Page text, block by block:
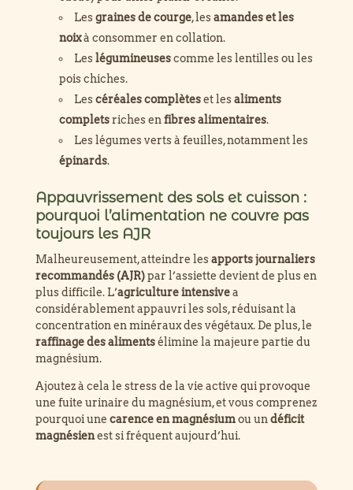
Lesgraines de courge, lesamandes et les
noixà consommer en collation.
Leslégumineusescomme les lentilles ou les
pois chiches.
Lescéréales complèteset lesaliments
completsriches enfibres alimentaires.
Les légumes verts à feuilles, notamment les
épinards.
Appauvrissement des sols et cuisson :
pourquoi l’alimentation ne couvre pas
toujours les AJR
Malheureusement, atteindre lesapports journaliers
recommandés (AJR)par l’assiette devient de plus en
plus difficile. L’agriculture intensivea
considérablement appauvri les sols, réduisant la
concentration en minéraux des végétaux. De plus, le
raffinage des alimentsélimine la majeure partie du
magnésium.
Ajoutez à cela le stress de la vie active qui provoque
une fuite urinaire du magnésium, et vous comprenez
pourquoi une carence en magnésiumou undéficit
magnésienest si fréquent aujourd’hui.